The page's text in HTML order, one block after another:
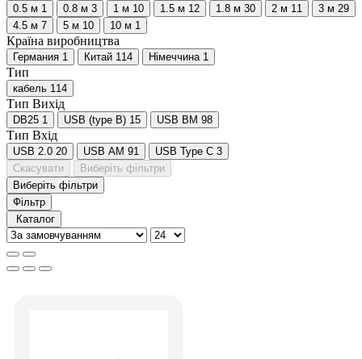
0.5 м 1 0.8 м 3 1 м 10 1.5 м 12 1.8 м 30 2 м 11 3 м 29
4.5 м 7 5 м 10 10 м 1
Країна виробництва
Германия 1 Китай 114 Німеччина 1
Тип
кабель 114
Тип Вихід
DB25 1 USB (type B) 15 USB BM 98
Тип Вхід
USB 2.0 20 USB AM 91 USB Type C 3
Скасувати
Виберіть фільтри
Виберіть фільтри
Фільтр
Каталог